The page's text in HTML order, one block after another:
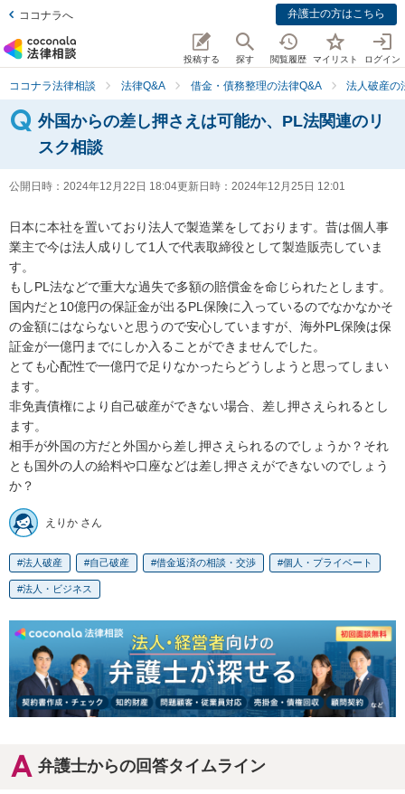
ココナラへ 弁護士の方はこちら
投稿する 探す 閲覧履歴 マイリスト ログイン
ココナラ法律相談 法律Q&A 借金・債務整理の法律Q&A 法人破産の
外国からの差し押さえは可能か、PL法関連のリ
スク相談
公開日時： 2024年12月22日 18:04更新日時： 2024年12月25日 12:01
日本に本社を置いており法人で製造業をしております。昔は個人事
業主で今は法人成りして1人で代表取締役として製造販売していま
す。
もしPL法などで重大な過失で多額の賠償金を命じられたとします。
国内だと10億円の保証金が出るPL保険に入っているのでなかなかそ
の金額にはならないと思うので安心していますが、海外PL保険は保
証金が一億円までにしか入ることができませんでした。
とても心配性で一億円で足りなかったらどうしようと思ってしまい
ます。
非免責債権により自己破産ができない場合、差し押さえられるとし
ます。
相手が外国の方だと外国から差し押さえられるのでしょうか？それ
とも国外の人の給料や口座などは差し押さえができないのでしょう
か？
えりか さん
法人破産 自己破産 借金返済の相談・交渉 個人・プライベート
法人・ビジネス
弁護士からの回答タイムライン